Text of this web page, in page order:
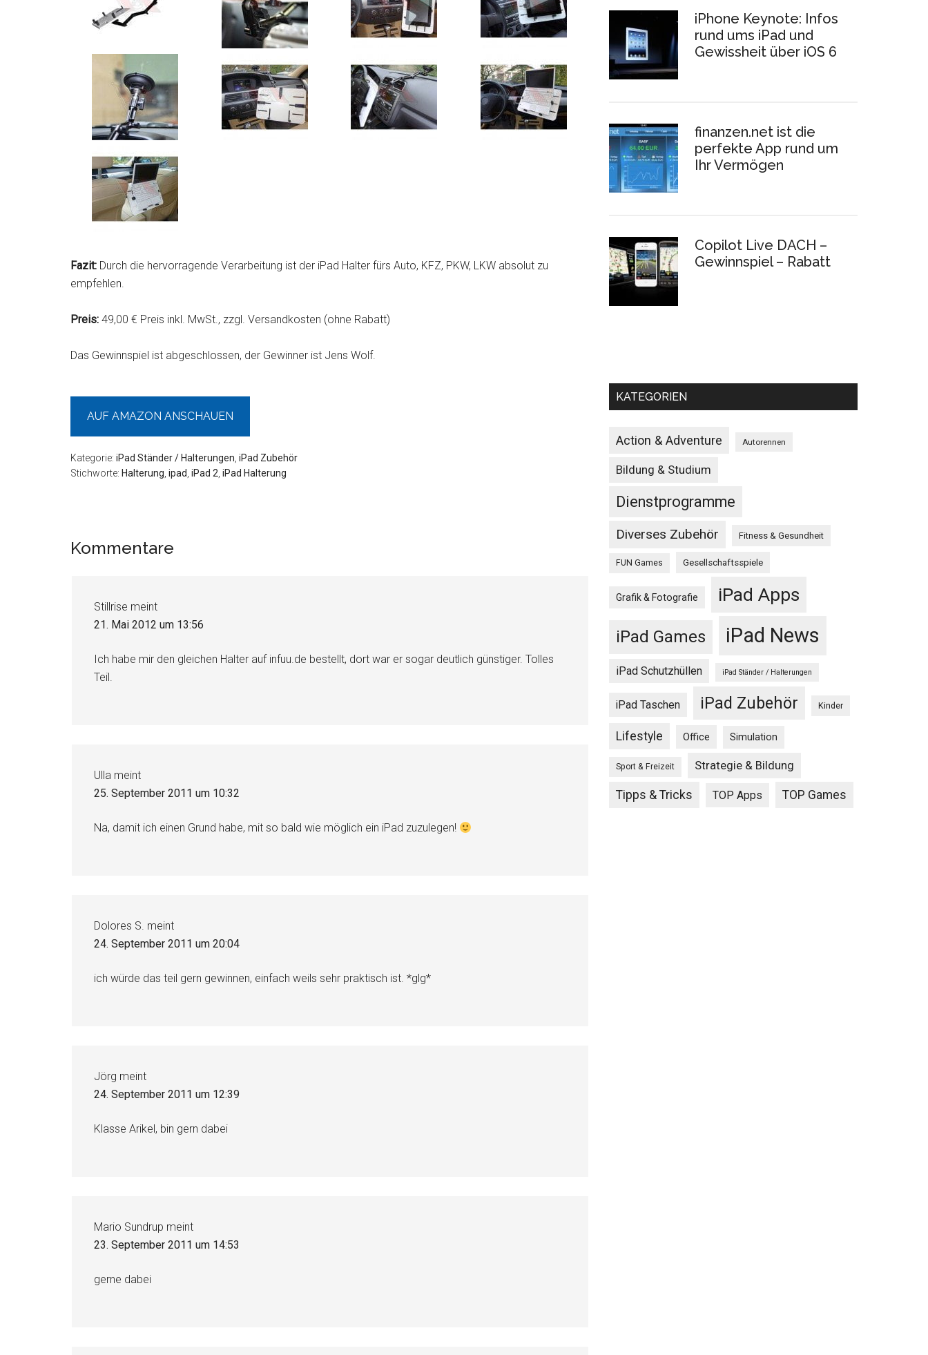
Fazit: Durch die hervorragende Verarbeitung ist der iPad Halter fürs Auto, KFZ, PKW, LKW absolut zu
empfehlen.
Preis: 49,00 € Preis inkl. MwSt., zzgl. Versandkosten (ohne Rabatt)
Das Gewinnspiel ist abgeschlossen, der Gewinner ist Jens Wolf.
AUF AMAZON ANSCHAUEN
Kategorie: iPad Ständer / Halterungen iPad Zubehör
Stichworte: Halterung ipad iPad 2 iPad Halterung
Leser-
Kommentare
Stillrise meint
21. Mai 2012 um 13:56
Ich habe mir den gleichen Halter auf infuu.de bestellt, dort war er sogar deutlich günstiger. Tolles
Teil.
Ulla meint
25. September 2011 um 10:32
Na, damit ich einen Grund habe, mit so bald wie möglich ein iPad zuzulegen!
Dolores S. meint
24. September 2011 um 20:04
ich würde das teil gern gewinnen, einfach weils sehr praktisch ist. *glg*
Jörg meint
24. September 2011 um 12:39
Klasse Arikel, bin gern dabei
Mario Sundrup meint
23. September 2011 um 14:53
gerne dabei
iPhone Keynote: Infos
rund ums iPad und
Gewissheit über iOS 6
finanzen.net ist die
perfekte App rund um
Ihr Vermögen
Copilot Live DACH –
Gewinnspiel – Rabatt
KATEGORIEN
Action & Adventure Autorennen
Bildung & Studium
Dienstprogramme
Diverses Zubehör Fitness & Gesundheit
FUN Games Gesellschaftsspiele
Grafik & Fotografie iPad Apps
iPad Games iPad News
iPad Schutzhüllen iPad Ständer / Halterungen
iPad Taschen iPad Zubehör Kinder
Lifestyle Office Simulation
Sport & Freizeit Strategie & Bildung
Tipps & Tricks TOP Apps TOP Games